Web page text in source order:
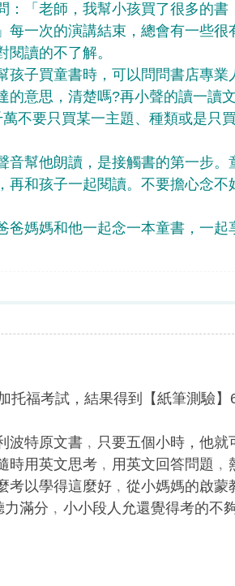
「老師，我幫小孩買了很多的書
一次的演講結束，總會有一些很
讀的不了解。
子買童書時，可以問問書店專業
的意思，清楚嗎?再小聲的讀一讀
不要只買某一主題、種類或是只
幫他朗讀，是接觸書的第一步。
和孩子一起閱讀。不要擔心念不
媽媽和他一起念一本童書，一起
福考試，結果得到【紙筆測驗】
特原文書﹐只要五個小時，他就
時用英文思考﹐用英文回答問題﹐
考以學得這麼好﹐從小媽媽的啟蒙
滿分﹐小小段人允還覺得考的不